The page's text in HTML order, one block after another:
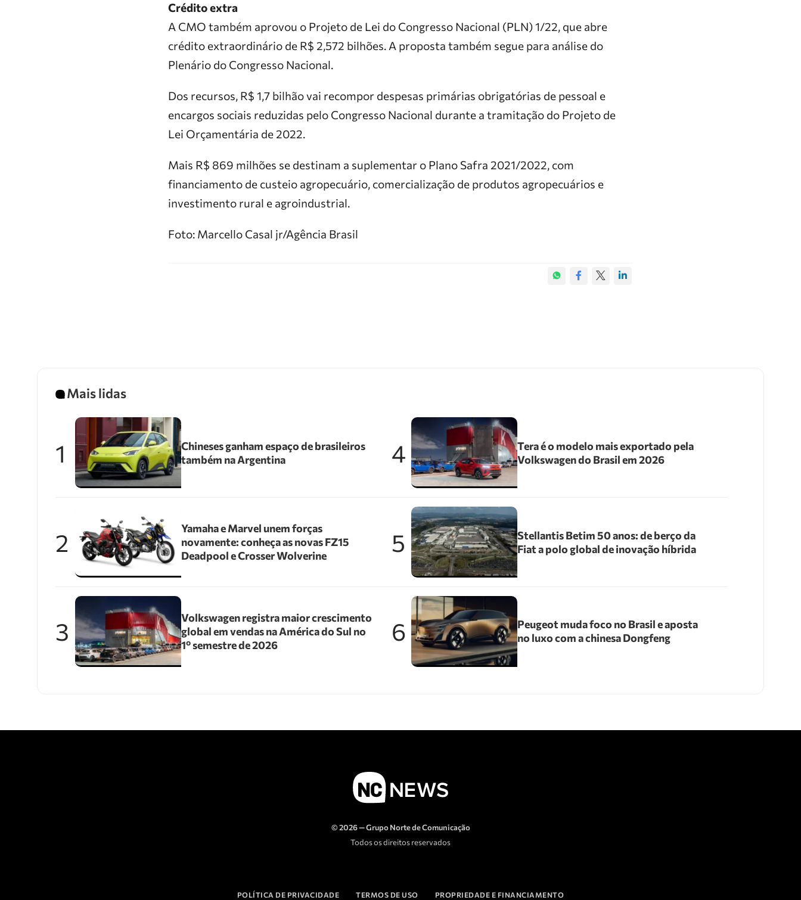
Crédito extra
A CMO também aprovou o Projeto de Lei do Congresso Nacional (PLN) 1/22, que abre
crédito extraordinário de R$ 2,572 bilhões. A proposta também segue para análise do
Plenário do Congresso Nacional.
Dos recursos, R$ 1,7 bilhão vai recompor despesas primárias obrigatórias de pessoal e
encargos sociais reduzidas pelo Congresso Nacional durante a tramitação do Projeto de
Lei Orçamentária de 2022.
Mais R$ 869 milhões se destinam a suplementar o Plano Safra 2021/2022, com
financiamento de custeio agropecuário, comercialização de produtos agropecuários e
investimento rural e agroindustrial.
Foto: Marcello Casal jr/Agência Brasil
Mais lidas
1
Chineses ganham espaço de brasileiros
também na Argentina
2
Yamaha e Marvel unem forças
novamente: conheça as novas FZ15
Deadpool e Crosser Wolverine
3
Volkswagen registra maior crescimento
global em vendas na América do Sul no
1º semestre de 2026
4
Tera é o modelo mais exportado pela
Volkswagen do Brasil em 2026
5
Stellantis Betim 50 anos: de berço da
Fiat a polo global de inovação híbrida
6
Peugeot muda foco no Brasil e aposta
no luxo com a chinesa Dongfeng
© 2026 — Grupo Norte de Comunicação
Todos os direitos reservados
POLÍTICA DE PRIVACIDADE TERMOS DE USO PROPRIEDADE E FINANCIAMENTO